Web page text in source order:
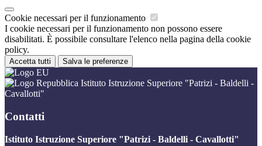
Cookie necessari per il funzionamento
I cookie necessari per il funzionamento non possono essere
disabilitati. È possibile consultare l'elenco nella pagina della cookie
policy.
Accetta tutti Salva le preferenze
Istituto Istruzione Superiore "Patrizi - Baldelli -
Cavallotti"
Contatti
Istituto Istruzione Superiore "Patrizi - Baldelli - Cavallotti"